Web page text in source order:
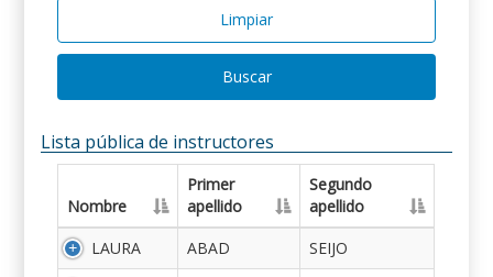
Limpiar
Buscar
Lista pública de instructores
Nombre
Primer
apellido
Segundo
apellido
LAURA
ABAD
SEIJO